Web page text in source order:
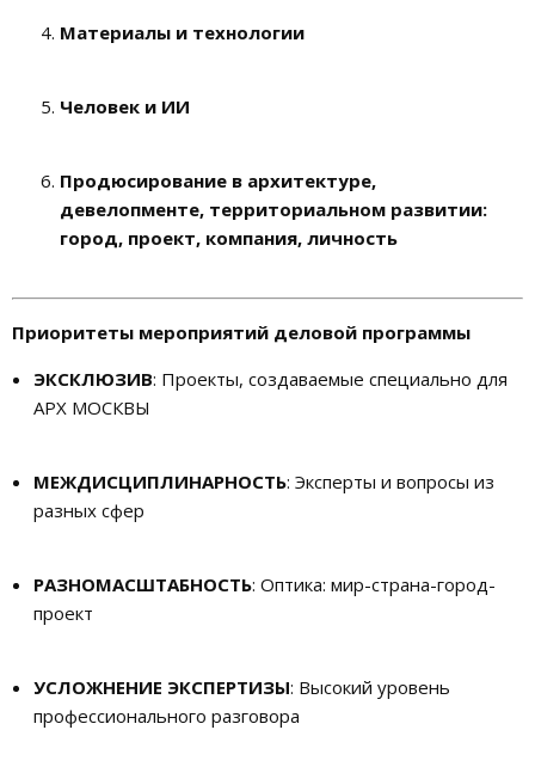
Материалы и технологии
Человек и ИИ
Продюсирование в архитектуре,
девелопменте, территориальном развитии:
город, проект, компания, личность
Приоритеты мероприятий деловой программы
ЭКСКЛЮЗИВ: Проекты, создаваемые специально для
АРХ МОСКВЫ
МЕЖДИСЦИПЛИНАРНОСТЬ: Эксперты и вопросы из
разных сфер
РАЗНОМАСШТАБНОСТЬ: Оптика: мир-страна-город-
проект
УСЛОЖНЕНИЕ ЭКСПЕРТИЗЫ: Высокий уровень
профессионального разговора